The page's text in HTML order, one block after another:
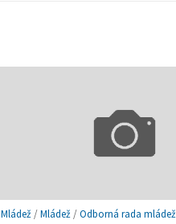
Mládež/Mládež/Odborná rada